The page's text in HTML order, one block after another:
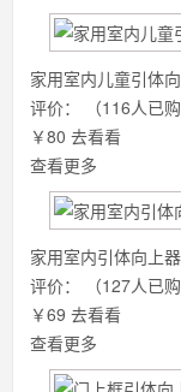
家用室内儿童引体
评价：
（116人已购
￥80 去看看
查看更多
家用室内引体向上
评价：
（127人已购
￥69 去看看
查看更多